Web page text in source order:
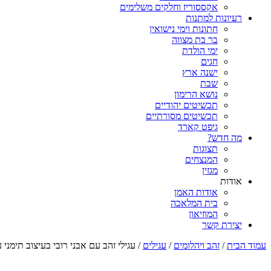
אקססוריז וחלקים משלימים
רעיונות למתנות
חתונות וימי נישואין
בר בת מצווה
ימי הולדת
חגים
ישנה ארץ
שבת
נושא הרימון
תכשיטים יהודיים
תכשיטים מסורתיים
גיפט קארד
מה חדש?
תצוגות
המנצחים
מגזין
אודות
אודות האמן
בית המלאכה
המוזיאון
יצירת קשר
עמוד הבית/ זהב ויהלומים / עגילים / עגילי זהב עם אבני רובי בעיצוב